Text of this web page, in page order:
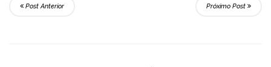
Post Anterior Próximo Post